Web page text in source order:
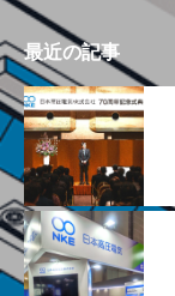
最近の記事